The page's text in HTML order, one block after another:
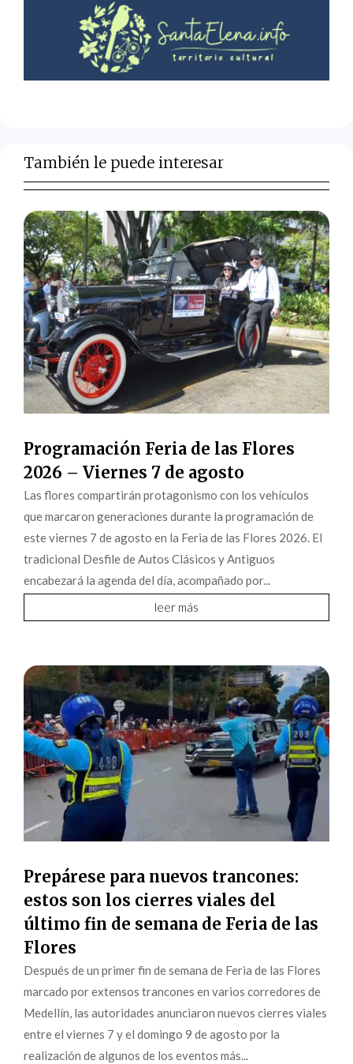
También le puede interesar
Programación Feria de las Flores
2026 – Viernes 7 de agosto
Las flores compartirán protagonismo con los vehículos
que marcaron generaciones durante la programación de
este viernes 7 de agosto en la Feria de las Flores 2026. El
tradicional Desfile de Autos Clásicos y Antiguos
encabezará la agenda del día, acompañado por...
leer más
Prepárese para nuevos trancones:
estos son los cierres viales del
último fin de semana de Feria de las
Flores
Después de un primer fin de semana de Feria de las Flores
marcado por extensos trancones en varios corredores de
Medellín, las autoridades anunciaron nuevos cierres viales
entre el viernes 7 y el domingo 9 de agosto por la
realización de algunos de los eventos más...